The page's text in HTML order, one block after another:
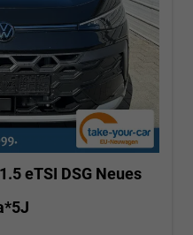
eTSI DSG Neues